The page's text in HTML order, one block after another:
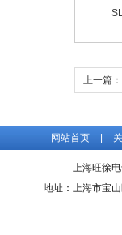
上一篇：
网站首页
上海旺徐
地址：上海市宝